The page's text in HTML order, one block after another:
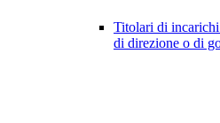
Titolari di
di direzione o di